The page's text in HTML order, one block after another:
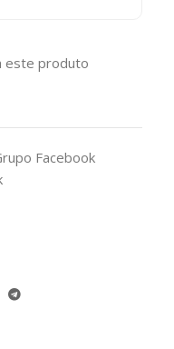
este produto
Facebook